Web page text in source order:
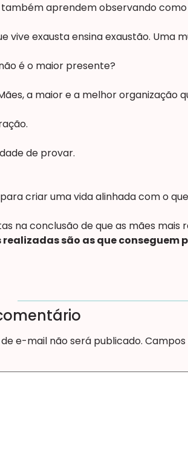
também aprendem observando
vive exausta ensina exaustão. Uma
é o maior presente?
a maior e a melhor organização
de provar.
criar uma vida alinhada com o
na conclusão de que as mães mais
realizadas são as que
e-mail não será publicado.